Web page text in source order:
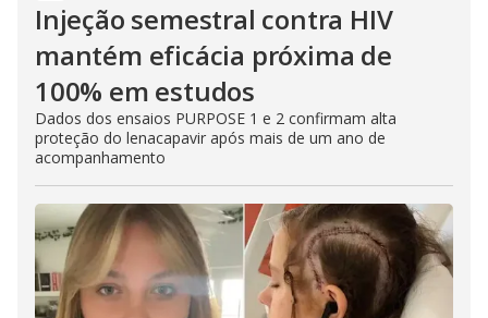
Injeção semestral contra HIV
mantém eficácia próxima de
100% em estudos
Dados dos ensaios PURPOSE 1 e 2 confirmam alta
proteção do lenacapavir após mais de um ano de
acompanhamento